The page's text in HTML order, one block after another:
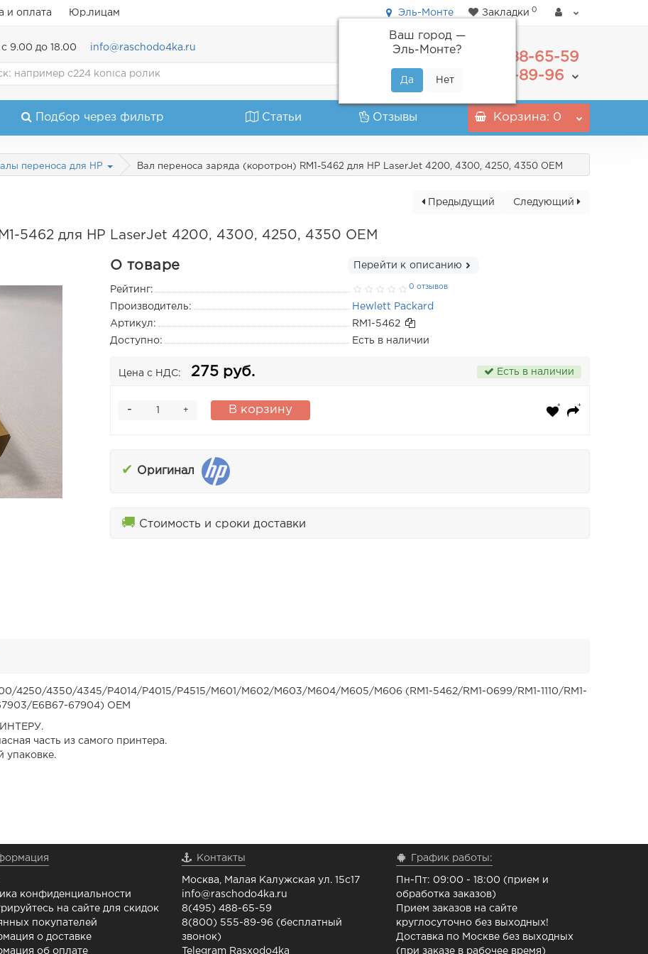
и оплата Юр.лицам Эль-Монте
Ваш город —
Эль-Монте?
Закладки 0
9.00 до 18.00 info@raschodo4ka.ru
488-65-59
+7(800) 555-89-96
Подбор через фильтр Статьи Отзывы Корзина: 0
переноса для HP Вал переноса заряда (коротрон) RM1-5462 для HP LaserJet 4200, 4300, 4250, 4350 OEM
Следующий
Предыдущий
5462 для HP LaserJet 4200, 4300, 4250, 4350 OEM
О товаре Перейти к описанию
Рейтинг: 0 отзывов
Производитель:
Hewlett Packard
Артикул:
RM1-5462
Доступно:
Есть в наличии
Цена с НДС: 275 руб. Есть в наличии
+
- В корзину
✔ Оригинал
🚚 Стоимость и сроки доставки
4250/4350/4345/P4014/P4015/P4515/M601/M602/M603/M604/M605/M606 (RM1-5462/RM1-0699/RM1-1110/RM1-
E6B67-67904) OEM
часть из самого принтера.
упаковке.
конфиденциальности
на сайте для скидок
покупателей
о доставке
об оплате
Контакты
Москва, Малая Калужская ул. 15с17
info@raschodo4ka.ru
8(495) 488-65-59
8(800) 555-89-96 (бесплатный
звонок)
Telegram Rasxodo4ka
График работы:
Пн-Пт: 09:00 - 18:00 (прием и
обработка заказов)
Прием заказов на сайте
круглосуточно без выходных!
Доставка по Москве без выходных
(при заказе в рабочее время)